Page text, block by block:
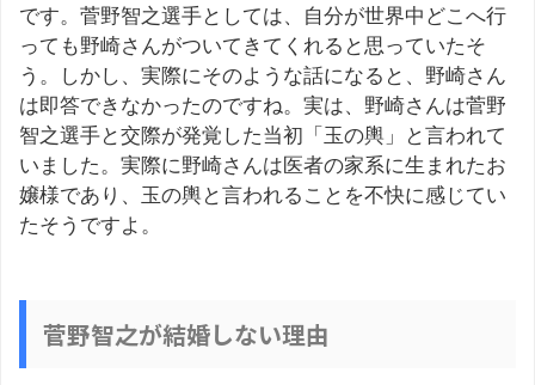
です。菅野智之選手としては、自分が世界中どこへ行
っても野崎さんがついてきてくれると思っていたそ
う。しかし、実際にそのような話になると、野崎さん
は即答できなかったのですね。実は、野崎さんは菅野
智之選手と交際が発覚した当初「玉の輿」と言われて
いました。実際に野崎さんは医者の家系に生まれたお
嬢様であり、玉の輿と言われることを不快に感じてい
たそうですよ。
菅野智之が結婚しない理由